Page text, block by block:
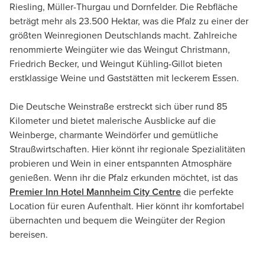
Riesling, Müller-Thurgau und Dornfelder. Die Rebfläche
beträgt mehr als 23.500 Hektar, was die Pfalz zu einer der
größten Weinregionen Deutschlands macht. Zahlreiche
renommierte Weingüter wie das Weingut Christmann,
Friedrich Becker, und Weingut Kühling-Gillot bieten
erstklassige Weine und Gaststätten mit leckerem Essen.
Die Deutsche Weinstraße erstreckt sich über rund 85
Kilometer und bietet malerische Ausblicke auf die
Weinberge, charmante Weindörfer und gemütliche
Straußwirtschaften. Hier könnt ihr regionale Spezialitäten
probieren und Wein in einer entspannten Atmosphäre
genießen. Wenn ihr die Pfalz erkunden möchtet, ist das
Premier Inn Hotel Mannheim City Centre die perfekte
Location für euren Aufenthalt. Hier könnt ihr komfortabel
übernachten und bequem die Weingüter der Region
bereisen.